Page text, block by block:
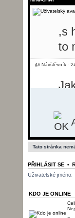
,s
to
@Návštěvník -
Tato stránka
PŘIHLÁSIT SE•
Uživatelské jméno:
KDO JE ONLINE